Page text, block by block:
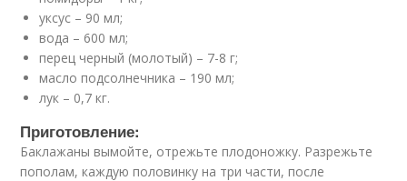
уксус – 90 мл;
вода – 600 мл;
перец черный (молотый) – 7-8 г;
масло подсолнечника – 190 мл;
лук – 0,7 кг.
Приготовление:
Баклажаны вымойте, отрежьте плодоножку. Разрежьте
пополам, каждую половинку на три части, после